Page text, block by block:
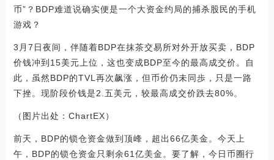
币”？BDP难道说确实便是一个大资金约局的捕杀股民的手机
游戏？
3月7日夜间，伴随着BDP在抹茶交易所对外开放买卖，BDP
价钱冲到15美元上位，这也变成BDP至今的最高成交价。自
此，虽然BDP的TVL再次飙涨，但币价仍未同歩，只是一路
下挫。现阶段价钱是2.五美元，较最高成交价跌去80%。
（图片出处：ChartEX）
前天，BDP的锁仓资金做到顶峰，超出66亿美金。今天上
午，BDP的锁仓资金只剩余61亿美金。要了解，今日币圈行